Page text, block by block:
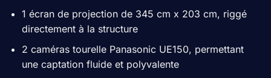
1 écran de projection de 345 cm x 203 cm, riggé
directement à la structure
2 caméras tourelle Panasonic UE150, permettant
une captation fluide et polyvalente